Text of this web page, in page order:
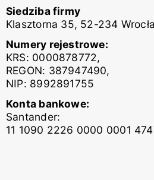
Siedziba firmy
Klasztorna 35, 52-234
Numery rejestrowe:
KRS: 0000878772,
REGON: 387947490,
NIP: 8992891755
Konta bankowe:
Santander:
11 1090 2226 0000 0001